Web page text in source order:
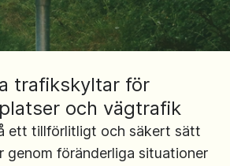
trafikskyltar för
och vägtrafik
ett tillförlitligt och säkert sätt
genom föränderliga situationer